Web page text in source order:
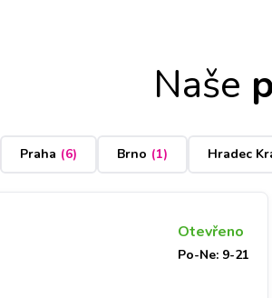
Naše
Praha (6) Brno (1) Hradec
Otevřeno
Po-Ne: 9-21